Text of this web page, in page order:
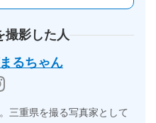
撮影した人
るちゃん
三重県を撮る写真家として